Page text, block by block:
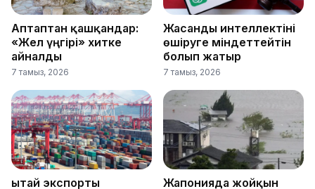
Аптаптан қашқандар:
«Жел үңгірі» хитке
айналды
7 тамыз, 2026
Жасанды интеллектіні
өшіруге міндеттейтін
болып жатыр
7 тамыз, 2026
Қытай экспорты
Жапонияда жойқын